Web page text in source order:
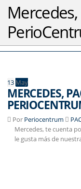
13 May
MERCEDES,
Por Periocentrum
Mercedes, te cuenta
le gusta más de